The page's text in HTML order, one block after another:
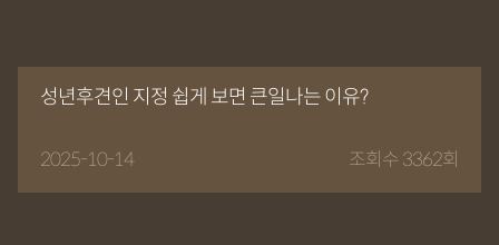
성년후견인 지정 쉽게 보면 큰일나는 이유?
2025-10-14 조회수 3362회